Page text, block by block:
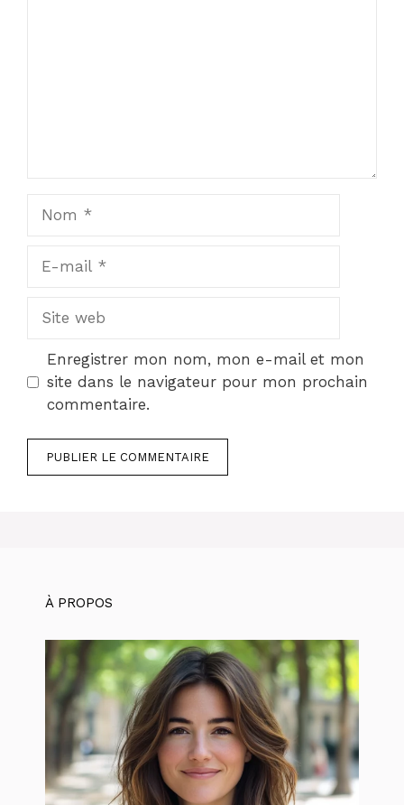
mail
web
Enregistrer mon nom, mon e-mail et mon
site dans le navigateur pour mon prochain
commentaire.
À PROPOS